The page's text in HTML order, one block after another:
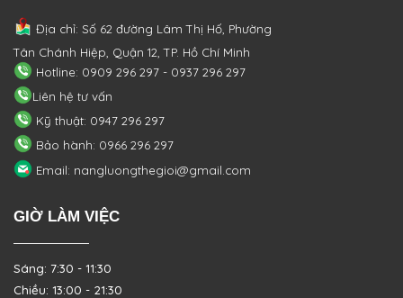
Địa chỉ: Số 62 đường Lâm Thị Hố, Phường
Tân Chánh Hiệp, Quận 12, TP. Hồ Chí Minh
Hotline: 0909 296 297 - 0937 296 297
Liên hệ tư vấn
Kỹ thuật: 0947 296 297
Bảo hành: 0966 296 297
Email: nangluongthegioi@gmail.com
GIỜ LÀM VIỆC
Sáng: 7:30 - 11:30
Chiều: 13:00 - 21:30